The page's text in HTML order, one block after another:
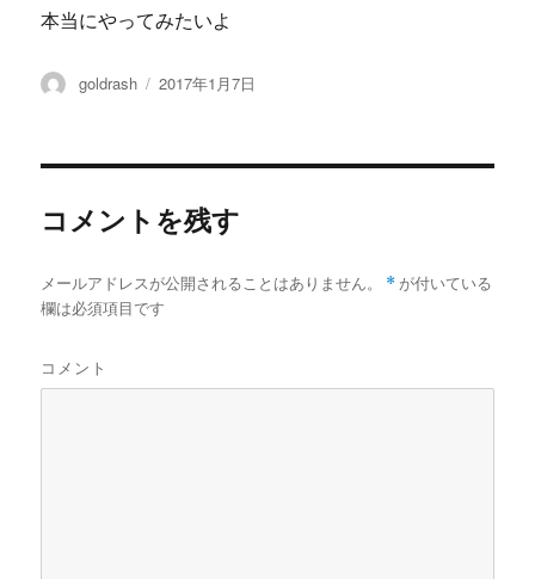
本当にやってみたいよ
投
goldrash
投
2017年1月7日
コメントを残す
メールアドレスが公開されることはありません。 * が付いている
欄は必須項目です
コメント